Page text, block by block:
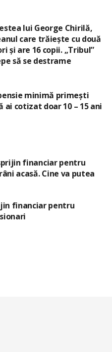
lui George Chirilă,
care trăiește cu două
și are 16 copii. „Tribul”
să se destrame
minimă primești
ai cotizat doar 10 – 15 ani
financiar pentru
acasă. Cine va putea
financiar pentru